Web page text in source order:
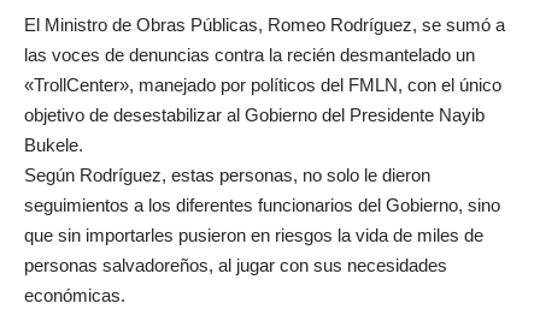
El Ministro de Obras Públicas, Romeo Rodríguez, se sumó a
las voces de denuncias contra la recién desmantelado un
«TrollCenter», manejado por políticos del FMLN, con el único
objetivo de desestabilizar al Gobierno del Presidente Nayib
Bukele.
Según Rodríguez, estas personas, no solo le dieron
seguimientos a los diferentes funcionarios del Gobierno, sino
que sin importarles pusieron en riesgos la vida de miles de
personas salvadoreños, al jugar con sus necesidades
económicas.